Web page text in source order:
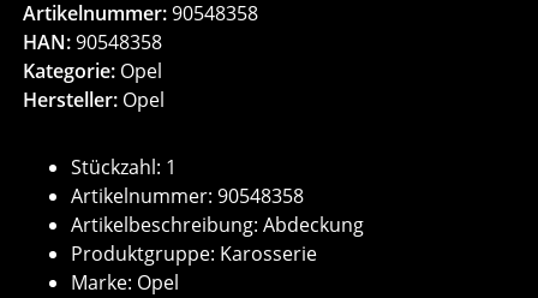
Artikelnummer:90548358
HAN:90548358
Kategorie: Opel
Hersteller: Opel
Stückzahl: 1
Artikelnummer: 90548358
Artikelbeschreibung: Abdeckung
Produktgruppe: Karosserie
Marke: Opel